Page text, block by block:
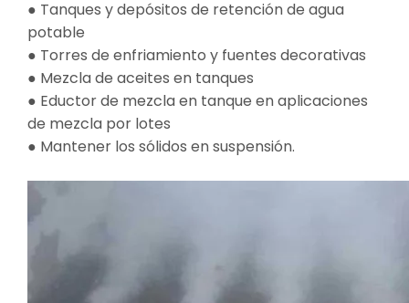
● Tanques y depósitos de retención de agua
potable
● Torres de enfriamiento y fuentes decorativas
● Mezcla de aceites en tanques
● Eductor de mezcla en tanque en aplicaciones
de mezcla por lotes
● Mantener los sólidos en suspensión.